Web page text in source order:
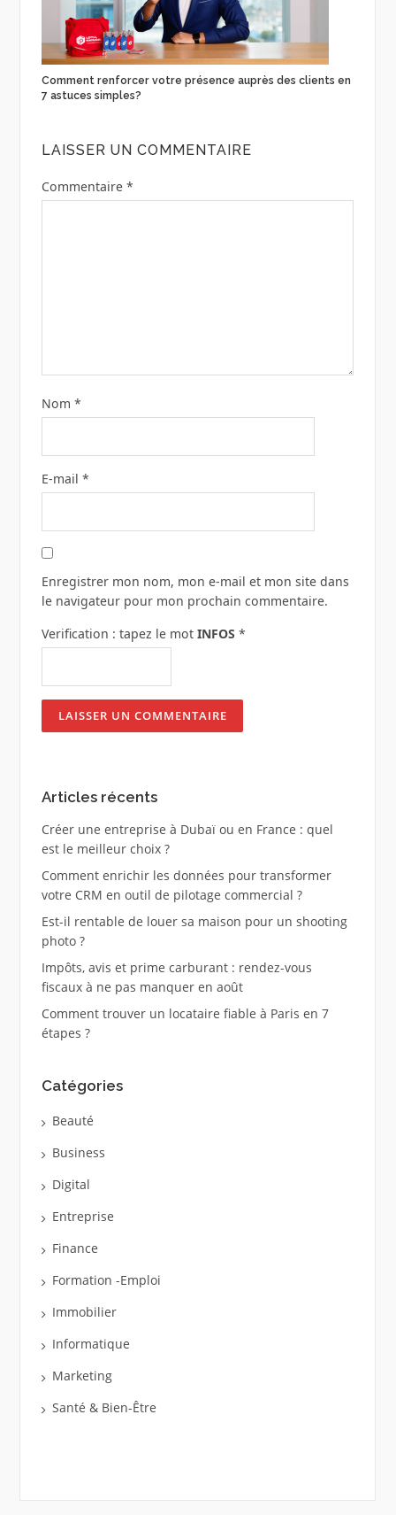
Comment renforcer votre présence auprès des clients en
7 astuces simples?
LAISSER UN COMMENTAIRE
Commentaire *
Nom *
E-mail *
Enregistrer mon nom, mon e-mail et mon site dans
le navigateur pour mon prochain commentaire.
Verification : tapez le mot INFOS *
Articles récents
Créer une entreprise à Dubaï ou en France : quel
est le meilleur choix ?
Comment enrichir les données pour transformer
votre CRM en outil de pilotage commercial ?
Est-il rentable de louer sa maison pour un shooting
photo ?
Impôts, avis et prime carburant : rendez-vous
fiscaux à ne pas manquer en août
Comment trouver un locataire fiable à Paris en 7
étapes ?
Catégories
Beauté
Business
Digital
Entreprise
Finance
Formation -Emploi
Immobilier
Informatique
Marketing
Santé & Bien-Être